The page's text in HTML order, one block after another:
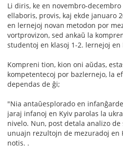
Li diris, ke en novembro-decembro
ellaboris, provis, kaj ekde januaro
en lernejoj novan metodon por
vortprovizon, sed ankaŭ la
studentoj en klasoj 1-2. lernejoj en
Kompreni tion, kion oni aŭdas,
kompetentecoj por bazlernejo, la
dependas de ĝi;
"Nia antaŭesplorado en
jaraj infanoj en Kyiv parolas la
nivelo. Nun, post detala analizo
unuajn rezultojn de mezuradoj en
notis. .